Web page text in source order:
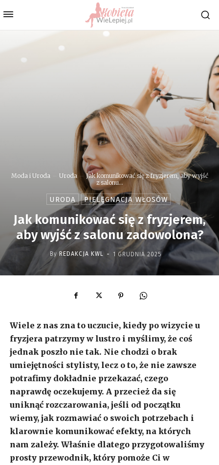
Moda i Uroda Uroda
Jak komunikować się z fryzjerem, aby wyjść
z salonu...
URODA PIELĘGNACJA WŁOSÓW
Jak komunikować się z fryzjerem,
aby wyjść z salonu zadowolona?
By REDAKCJA KWL - 1 GRUDNIA 2025
Wiele z nas zna to uczucie, kiedy po wizycie u
fryzjera patrzymy w lustro i myślimy, że coś
jednak poszło nie tak. Nie chodzi o brak
umiejętności stylisty, lecz o to, że nie zawsze
potrafimy dokładnie przekazać, czego
naprawdę oczekujemy. A przecież da się
uniknąć rozczarowania, jeśli od początku
wiemy, jak rozmawiać o swoich potrzebach i
klarownie komunikować efekty, na których
nam zależy. Właśnie dlatego przygotowaliśmy
prosty przewodnik, który pomoże Ci w